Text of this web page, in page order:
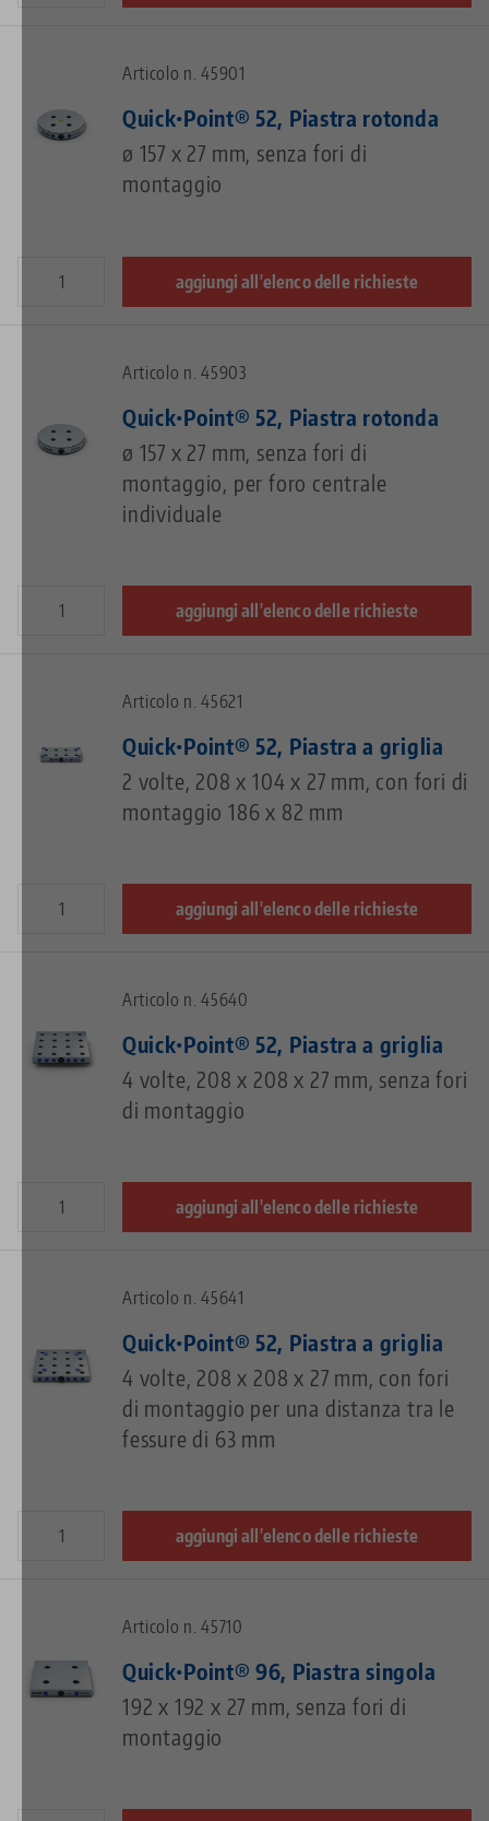
Articolo n. 45901
Quick•Point® 52, Piastra rotonda
ø 157 x 27 mm, senza fori di
montaggio
aggiungi all'elenco delle richieste
Articolo n. 45903
Quick•Point® 52, Piastra rotonda
ø 157 x 27 mm, senza fori di
montaggio, per foro centrale
individuale
aggiungi all'elenco delle richieste
Articolo n. 45621
Quick•Point® 52, Piastra a griglia
2 volte, 208 x 104 x 27 mm, con fori di
montaggio 186 x 82 mm
aggiungi all'elenco delle richieste
Articolo n. 45640
Quick•Point® 52, Piastra a griglia
4 volte, 208 x 208 x 27 mm, senza fori
di montaggio
aggiungi all'elenco delle richieste
Articolo n. 45641
Quick•Point® 52, Piastra a griglia
4 volte, 208 x 208 x 27 mm, con fori
di montaggio per una distanza tra le
fessure di 63 mm
aggiungi all'elenco delle richieste
Articolo n. 45710
Quick•Point® 96, Piastra singola
192 x 192 x 27 mm, senza fori di
montaggio